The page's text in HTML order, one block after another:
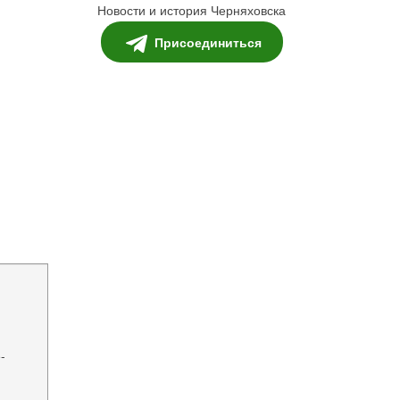
Новости и история Черняховска
Присоединиться